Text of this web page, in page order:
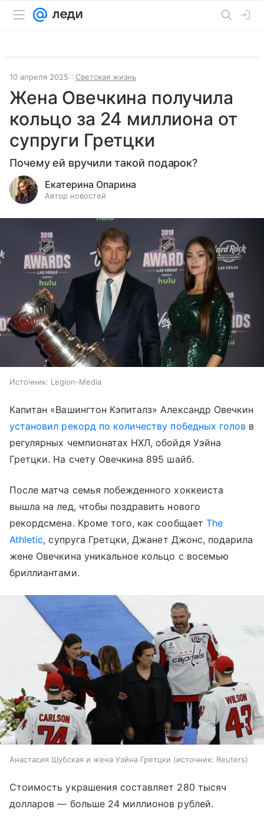
10 апреля 2025 Светская жизнь
Жена Овечкина получила
кольцо за 24 миллиона от
супруги Гретцки
Почему ей вручили такой подарок?
Екатерина Опарина
Автор новостей
Источник: Legion-Media
Капитан «Вашингтон Кэпиталз» Александр Овечкин
установил рекорд по количеству победных голов в
регулярных чемпионатах НХЛ, обойдя Уэйна
Гретцки. На счету Овечкина 895 шайб.
После матча семья побежденного хоккеиста
вышла на лед, чтобы поздравить нового
рекордсмена. Кроме того, как сообщает The
Athletic, супруга Гретцки, Джанет Джонс, подарила
жене Овечкина уникальное кольцо с восемью
бриллиантами.
Анастасия Шубская и жена Уэйна Гретцки источник: Reuters
Стоимость украшения составляет 280 тысяч
долларов — больше 24 миллионов рублей.